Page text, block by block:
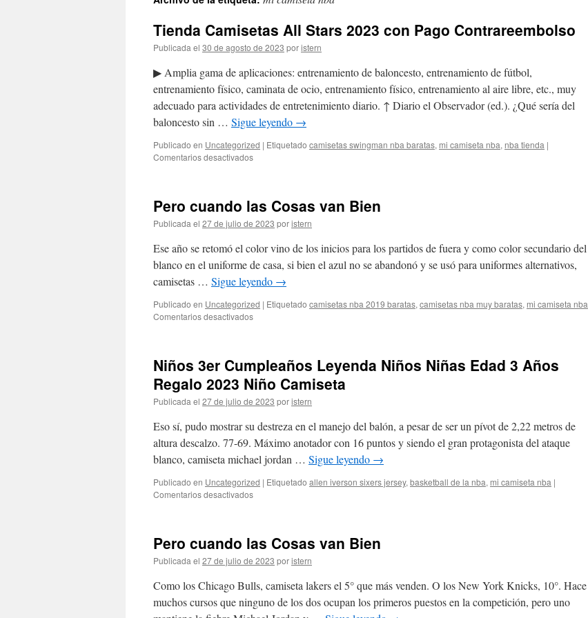
contenido
Tienda Camisetas All Stars 2023 con Pago Contrareembolso
Publicada el 30 de agosto de 2023 poristern
▶ Amplia gama de aplicaciones: entrenamiento de baloncesto, entrenamiento de fútbol,
entrenamiento físico, caminata de ocio, entrenamiento físico, entrenamiento al aire libre, etc., muy
adecuado para actividades de entretenimiento diario. ↑ Diario el Observador (ed.). ¿Qué sería del
baloncesto sin … Sigue leyendo →
Publicado en Uncategorized | Etiquetado camisetas swingman nba baratas, mi camiseta nba, nba tienda |
Comentarios desactivadosen
Stars
2023
con
Pago
Contrareembolso
Pero cuando las Cosas van Bien
Publicada el 27 de julio de 2023 poristern
Ese año se retomó el color vino de los inicios para los partidos de fuera y como color secundario del
blanco en el uniforme de casa, si bien el azul no se abandonó y se usó para uniformes alternativos,
camisetas … Sigue leyendo →
Publicado en Uncategorized | Etiquetado camisetas nba 2019 baratas, camisetas nba muy baratas, mi camiseta nba
Comentarios desactivadosen
Cosas
van
Bien
Niños 3er Cumpleaños Leyenda Niños Niñas Edad 3 Años
Regalo 2023 Niño Camiseta
Publicada el 27 de julio de 2023 poristern
Eso sí, pudo mostrar su destreza en el manejo del balón, a pesar de ser un pívot de 2,22 metros de
altura descalzo. 77-69. Máximo anotador con 16 puntos y siendo el gran protagonista del ataque
blanco, camiseta michael jordan … Sigue leyendo →
Publicado en Uncategorized | Etiquetado allen iverson sixers jersey, basketball de la nba, mi camiseta nba |
Comentarios desactivadosen
Leyenda
Niños
Niñas
Edad
3
Años
Pero cuando las Cosas van Bien
Publicada el 27 de julio de 2023 poristern
Como los Chicago Bulls, camiseta lakers el 5° que más venden. O los New York Knicks, 10°. Hace
muchos cursos que ninguno de los dos ocupan los primeros puestos en la competición, pero uno